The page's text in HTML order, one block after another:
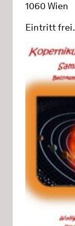
1060 Wien
Eintritt frei.